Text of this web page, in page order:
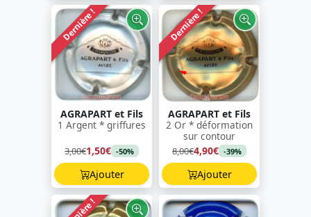
Dernière !
AGRAPART et Fils
1 Argent * griffures
3,00€1,50€ -50%
Ajouter
Dernière !
AGRAPART et Fils
2 Or * déformation
sur contour
8,00€4,90€ -39%
Ajouter